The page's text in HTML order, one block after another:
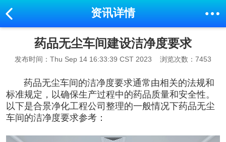
资讯详情
药品无尘车间建设洁净度要求
发布时间：Thu Sep 14 16:33:39 CST 2023 浏览次数：7453
药品无尘车间的洁净度要求通常由相关的法规和
标准规定，以确保生产过程中的药品质量和安全性。
以下是合景净化工程公司整理的一般情况下药品无尘
车间的洁净度要求参考：